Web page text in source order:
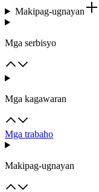
Makipag-ugnayan
Mga serbisyo
Mga kagawaran
Mga trabaho
Makipag-ugnayan